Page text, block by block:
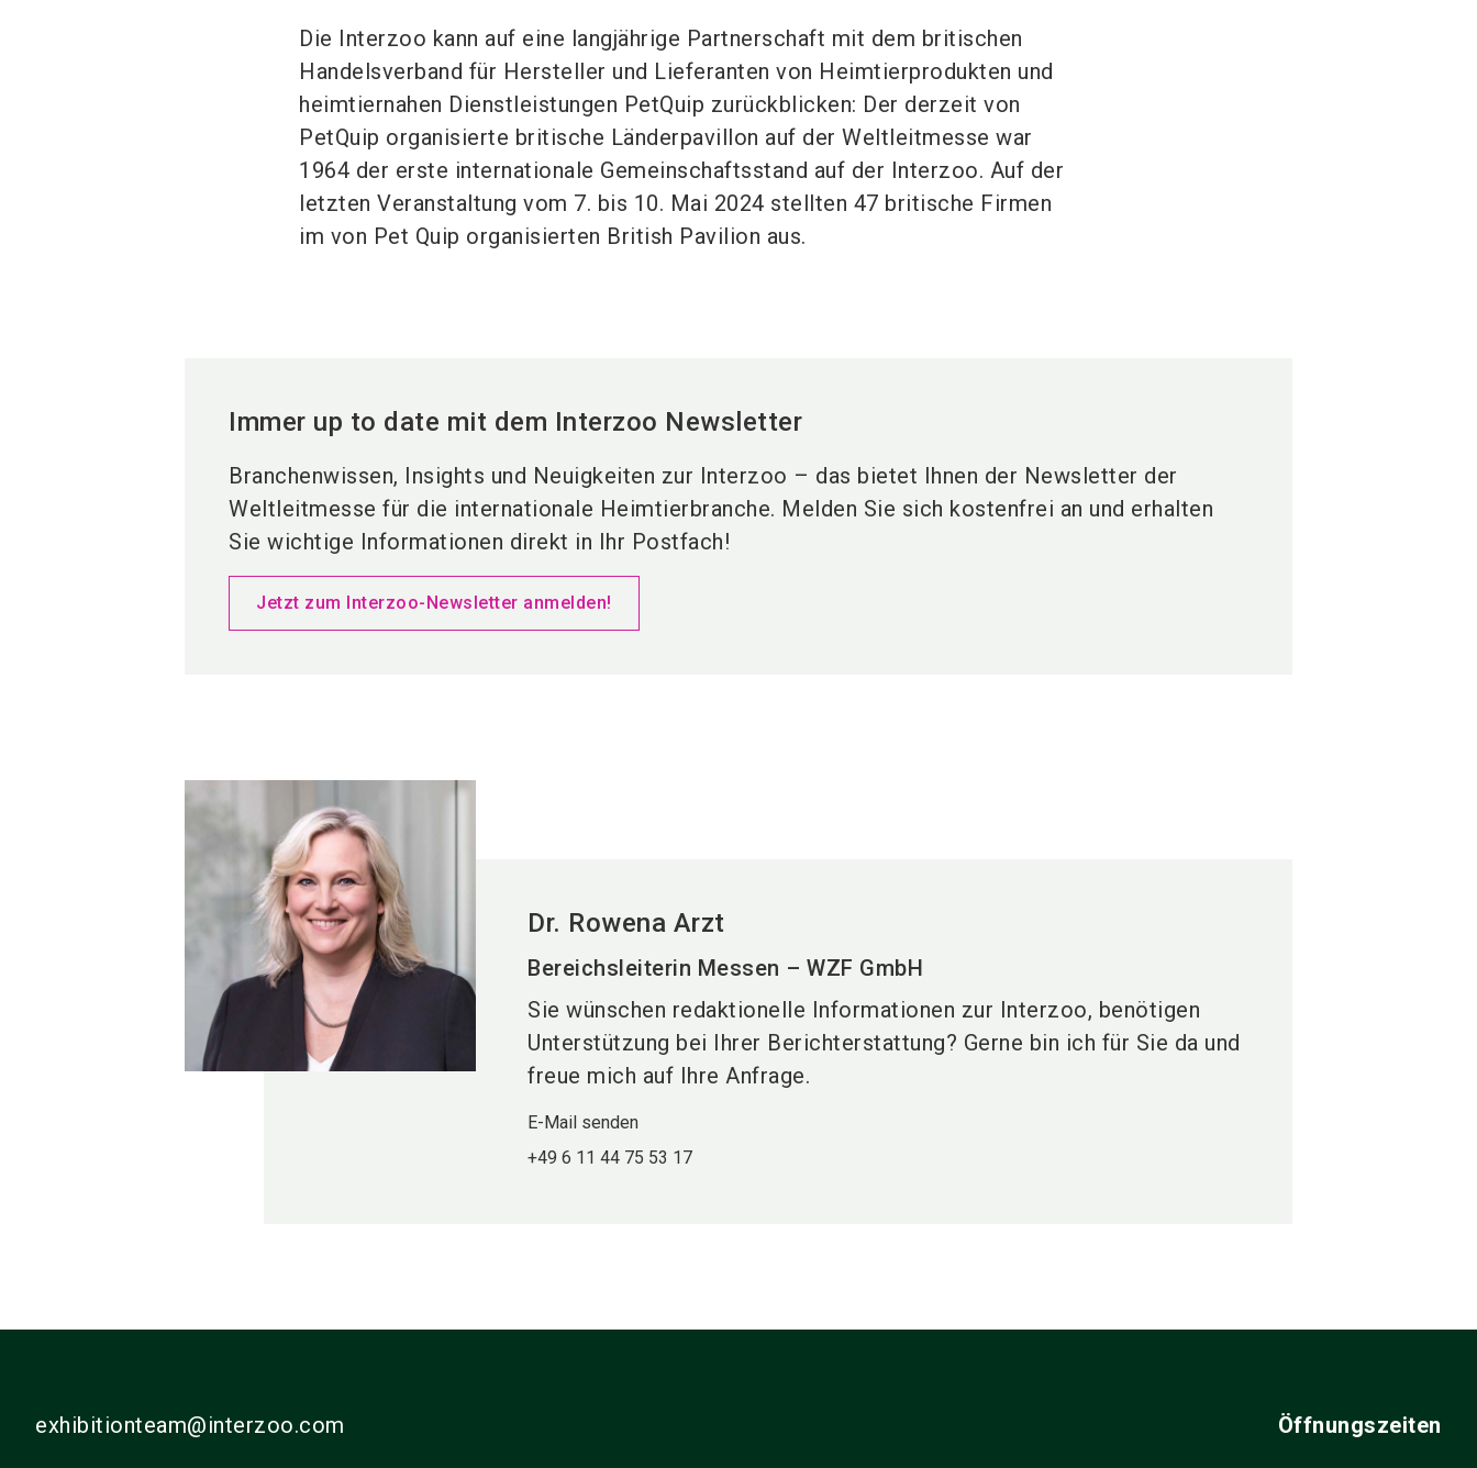
Die Interzoo kann auf eine langjährige Partnerschaft mit dem britischen
Handelsverband für Hersteller und Lieferanten von Heimtierprodukten und
heimtiernahen Dienstleistungen PetQuip zurückblicken: Der derzeit von
PetQuip organisierte britische Länderpavillon auf der Weltleitmesse war
1964 der erste internationale Gemeinschaftsstand auf der Interzoo. Auf der
letzten Veranstaltung vom 7. bis 10. Mai 2024 stellten 47 britische Firmen
im von Pet Quip organisierten British Pavilion aus.
Immer up to date mit dem Interzoo Newsletter
Branchenwissen, Insights und Neuigkeiten zur Interzoo – das bietet Ihnen der Newsletter der
Weltleitmesse für die internationale Heimtierbranche. Melden Sie sich kostenfrei an und erhalten
Sie wichtige Informationen direkt in Ihr Postfach!
Jetzt zum Interzoo-Newsletter anmelden!
Dr. Rowena Arzt
Bereichsleiterin Messen – WZF GmbH
Sie wünschen redaktionelle Informationen zur Interzoo, benötigen
Unterstützung bei Ihrer Berichterstattung? Gerne bin ich für Sie da und
freue mich auf Ihre Anfrage.
E-Mail senden
+49 6 11 44 75 53 17
exhibitionteam@interzoo.com Öffnungszeiten